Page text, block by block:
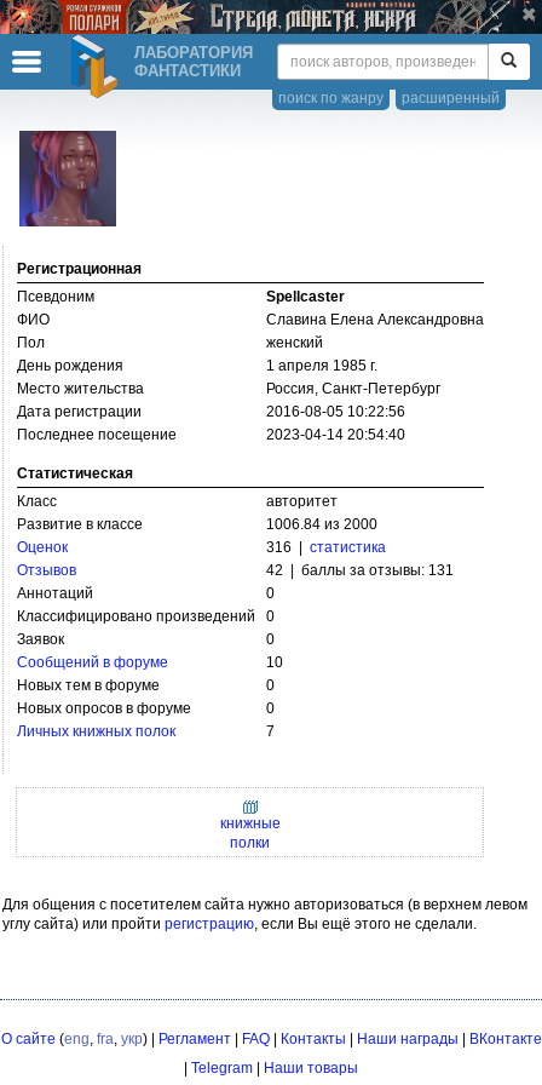
ЛАБОРАТОРИЯ
ФАНТАСТИКИ
расширенный
поиск по жанру
Регистрационная
Псевдоним
Spellcaster
ФИО
Славина Елена Александровна
Пол
женский
День рождения
1 апреля 1985 г.
Место жительства
Россия, Санкт-Петербург
Дата регистрации
2016-08-05 10:22:56
Последнее посещение
2023-04-14 20:54:40
Статистическая
Класс
авторитет
Развитие в классе
1006.84 из 2000
Оценок
316 | статистика
Отзывов
42 | баллы за отзывы: 131
Аннотаций
0
Классифицировано произведений
0
Заявок
0
Сообщений в форуме
10
Новых тем в форуме
0
Новых опросов в форуме
0
Личных книжных полок
7
книжные
полки
Для общения с посетителем сайта нужно авторизоваться (в верхнем левом
углу сайта) или пройти регистрацию, если Вы ещё этого не сделали.
О сайте (eng, fra, укр) | Регламент| FAQ| Контакты Наши награды
ВКонтакте
Telegram Наши товары